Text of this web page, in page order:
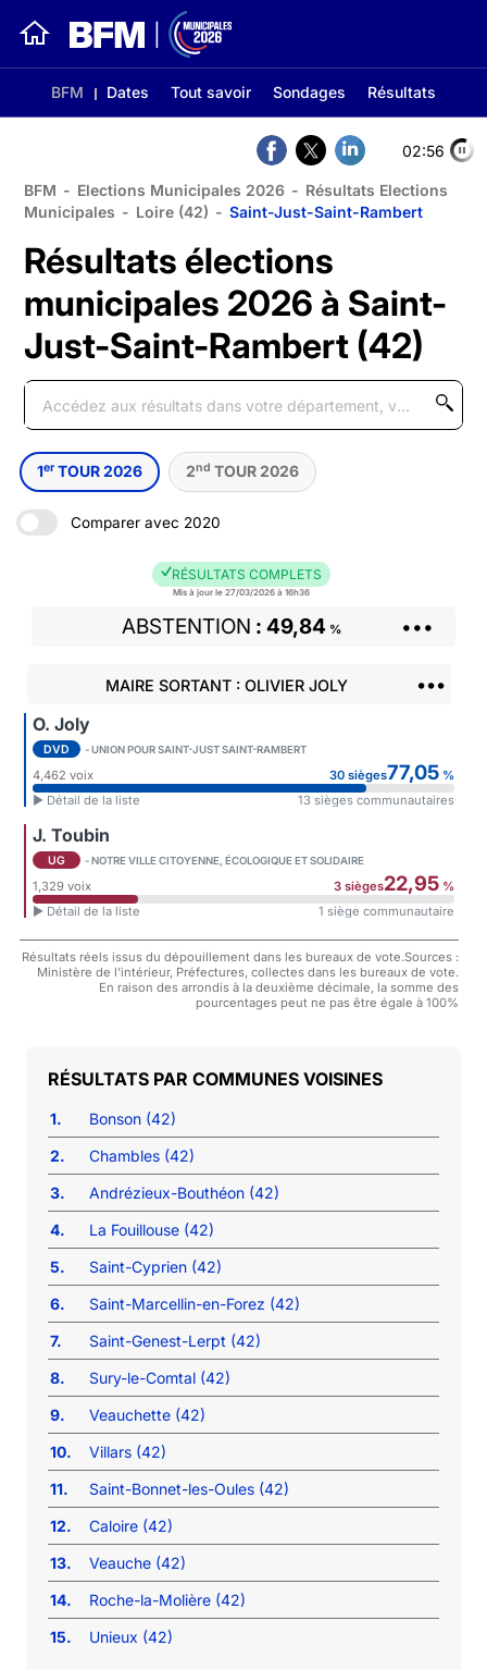
BFM Dates Tout savoir Sondages Résultats
02:56
BFM - Elections Municipales 2026 - Résultats Elections
Municipales - Loire (42) - Saint-Just-Saint-Rambert
Résultats élections
municipales 2026 à Saint-
Just-Saint-Rambert (42)
1er TOUR 2026 2nd TOUR 2026
Comparer avec 2020
RÉSULTATS COMPLETS
Mis à jour le 27/03/2026 à 16h36
ABSTENTION 49,84 % •••
MAIRE SORTANT : OLIVIER JOLY •••
O. Joly
DVD - UNION POUR SAINT-JUST SAINT-RAMBERT
4,462 voix 30 sièges77,05%
► Détail de la liste
13 sièges communautaires
J. Toubin
UG - NOTRE VILLE CITOYENNE, ÉCOLOGIQUE ET SOLIDAIRE
1,329 voix 3 sièges22,95%
► Détail de la liste
1 siège communautaire
Résultats réels issus du dépouillement dans les bureaux de vote.Sources :
Ministère de l'intérieur, Préfectures, collectes dans les bureaux de vote.
En raison des arrondis à la deuxième décimale, la somme des
pourcentages peut ne pas être égale à 100%
COMMUNES VOISINES
1.
Bonson (42)
2.
Chambles (42)
3.
Andrézieux-Bouthéon (42)
4.
La Fouillouse (42)
5.
Saint-Cyprien (42)
6.
Saint-Marcellin-en-Forez (42)
7.
Saint-Genest-Lerpt (42)
8.
Sury-le-Comtal (42)
9.
Veauchette (42)
10.
Villars (42)
11.
Saint-Bonnet-les-Oules (42)
12.
Caloire (42)
13.
Veauche (42)
14.
Roche-la-Molière (42)
15.
Unieux (42)